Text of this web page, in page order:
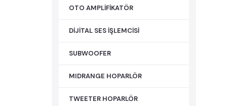
OTO AMPLİFİKATÖR
DİJİTAL SES İŞLEMCİSİ
SUBWOOFER
MIDRANGE HOPARLÖR
TWEETER HOPARLÖR